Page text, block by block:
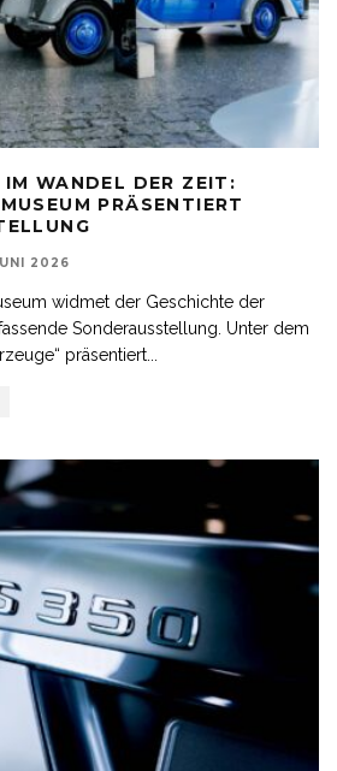
IM WANDEL DER ZEIT:
PRÄSENTIERT
2026
widmet der Geschichte der
Sonderausstellung. Unter dem
präsentiert